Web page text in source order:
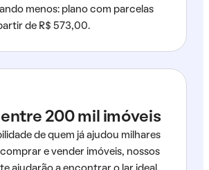
menos: plano com parcelas
de R$ 573,00.
entre 200 mil imóveis
de quem já ajudou milhares
e vender imóveis, nossos